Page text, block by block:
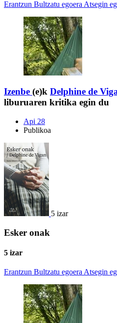
Erantzun Bultzatu egoera Atsegin
Izenbe (e)k Delphine de
liburuaren kritika egin du
Api 28
Publikoa
5 izar
Esker onak
5 izar
Erantzun Bultzatu egoera Atsegin